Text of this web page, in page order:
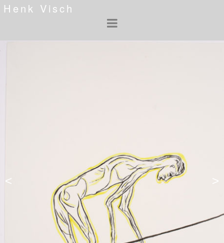
Henk Visch
>
<